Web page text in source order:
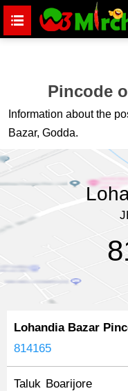
Pincode
Information about the
Bazar, Godda.
Lohandia Bazar
814165
Taluk Boarijore